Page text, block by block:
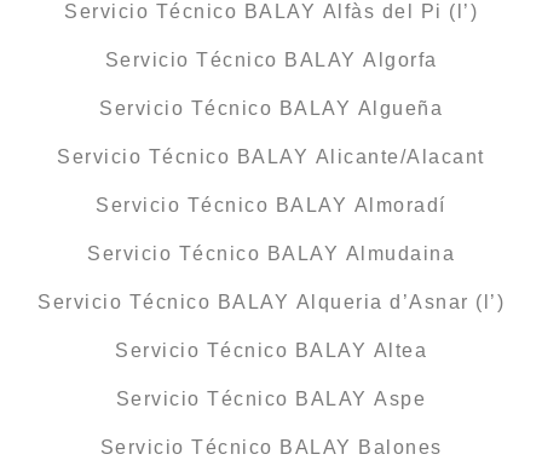
Servicio Técnico BALAY Alfàs del Pi (l’)
Servicio Técnico BALAY Algorfa
Servicio Técnico BALAY Algueña
Servicio Técnico BALAY Alicante/Alacant
Servicio Técnico BALAY Almoradí
Servicio Técnico BALAY Almudaina
Servicio Técnico BALAY Alqueria d’Asnar (l’)
Servicio Técnico BALAY Altea
Servicio Técnico BALAY Aspe
Servicio Técnico BALAY Balones